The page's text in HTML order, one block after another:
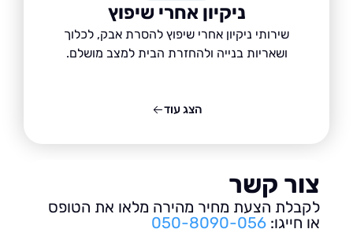
ניקיון אחרי שיפוץ
שירותי ניקיון אחרי שיפוץ להסרת אבק, לכלוך
ושאריות בנייה ולהחזרת הבית למצב מושלם.
קשר
הצעת מחיר מהירה מלאו את הטופס
חייגו:050-8090-056